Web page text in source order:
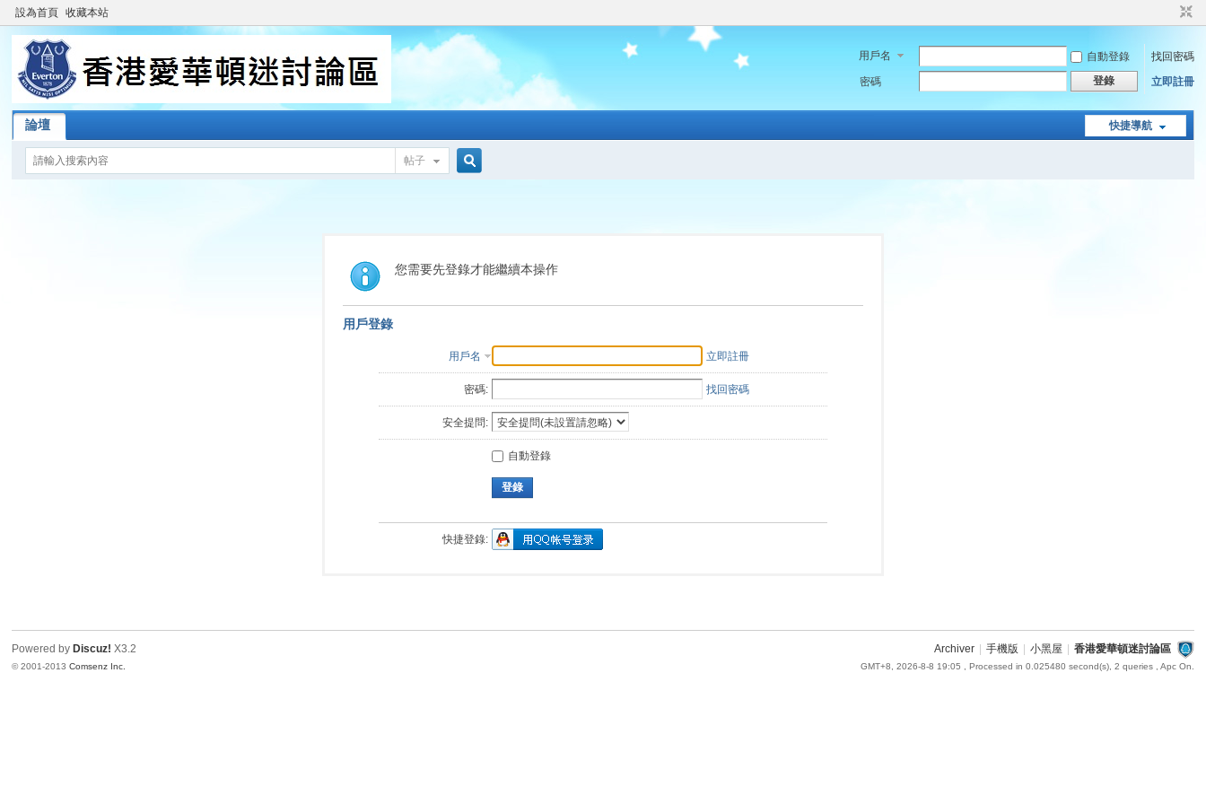
設為首頁 收藏本站
用戶名 自動登錄
找回密碼
密碼
登錄 立即註冊
快捷導航
論壇
帖子
索
您需要先登錄才能繼續本操作
用戶登錄
用戶名 立即註冊
密碼: 找回密碼
安全提問:
自動登錄
登錄
快捷登錄:
Archiver 手機版 小黑屋 香港愛華頓迷討論區
GMT+8, 2026-8-8 19:05 , Processed in 0.025480 second(s), 2 queries , Apc On.
Powered by Discuz! X3.2
© 2001-2013Comsenz Inc.